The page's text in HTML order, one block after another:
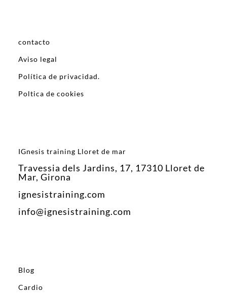
contacto
Aviso legal
Política de privacidad.
Poltica de cookies
IGnesis training Lloret de mar
Travessia dels Jardins, 17, 17310 Lloret de
Mar, Girona
ignesistraining.com
info@ignesistraining.com
Blog
Cardio